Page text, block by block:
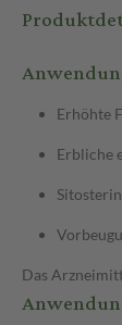
Erhöhte
Erbliche
Das